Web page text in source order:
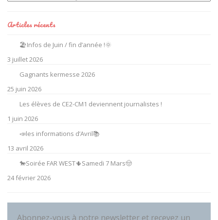
Articles récents
🏖️Infos de Juin / fin d’année !🌞
3 juillet 2026
Gagnants kermesse 2026
25 juin 2026
Les élèves de CE2-CM1 deviennent journalistes !
1 juin 2026
📣les informations d’Avril📚
13 avril 2026
🐎Soirée FAR WEST🌵Samedi 7 Mars🤠
24 février 2026
Abonnez-vous à notre newsletter et recevez un